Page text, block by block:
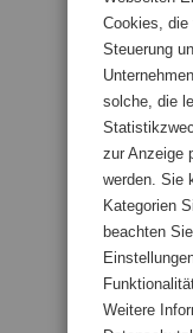
Cookies, die
Steuerung
solche, die
zur Anzeige
werden. Sie
Kategorien
beachten
Weitere